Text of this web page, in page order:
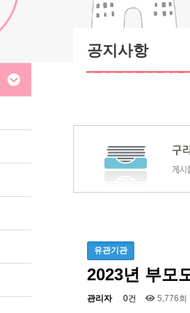
공지사항
유관기관
2023년 부모
관리자 0건 5,776회